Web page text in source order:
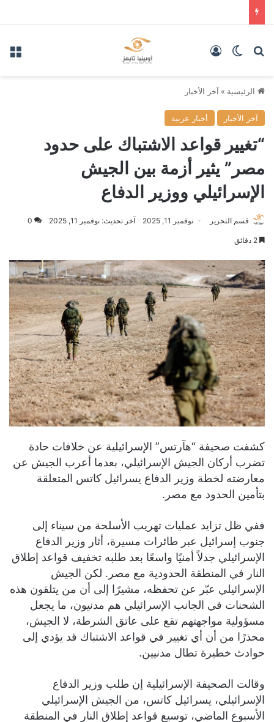
بحث عنالوضع المظلم
الرئيسية » آخر الأخبار
آخر الأخبار أخبار عربية
“تغيير قواعد الاشتباك على حدود
مصر” يثير أزمة بين الجيش
الإسرائيلي ووزير الدفاع
قسم التحرير نوفمبر 11, 2025 آخر تحديث: نوفمبر 11, 2025 0
كشفت صحيفة “هآرتس” الإسرائيلية عن خلافات حادة
تضرب أركان الجيش الإسرائيلي، بعدما أعرب الجيش عن
معارضته لخطة وزير الدفاع يسرائيل كاتس المتعلقة
بتأمين الحدود مع مصر.
ففي ظل تزايد عمليات تهريب الأسلحة من سيناء إلى
جنوب إسرائيل عبر طائرات مسيرة، أثار وزير الدفاع
الإسرائيلي جدلاً أمنيًا واسعًا بعد طلبه تخفيف قواعد إطلاق
النار في المنطقة الحدودية مع مصر. لكن الجيش
الإسرائيلي عبّر عن تحفظه، مشيرًا إلى أن من يتلقون هذه
الشحنات في الجانب الإسرائيلي هم مدنيون، ما يجعل
مسؤولية مواجهتهم تقع على عاتق الشرطة، لا الجيش،
محذرًا من أن أي تغيير في قواعد الاشتباك قد يؤدي إلى
حوادث خطيرة تطال مدنيين.
وقالت الصحيفة الإسرائيلية إن طلب وزير الدفاع
الإسرائيلي، يسرائيل كاتس، من الجيش الإسرائيلي
الأسبوع الماضي، توسيع قواعد إطلاق النار في المنطقة